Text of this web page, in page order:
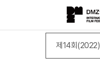
제14회(2022)